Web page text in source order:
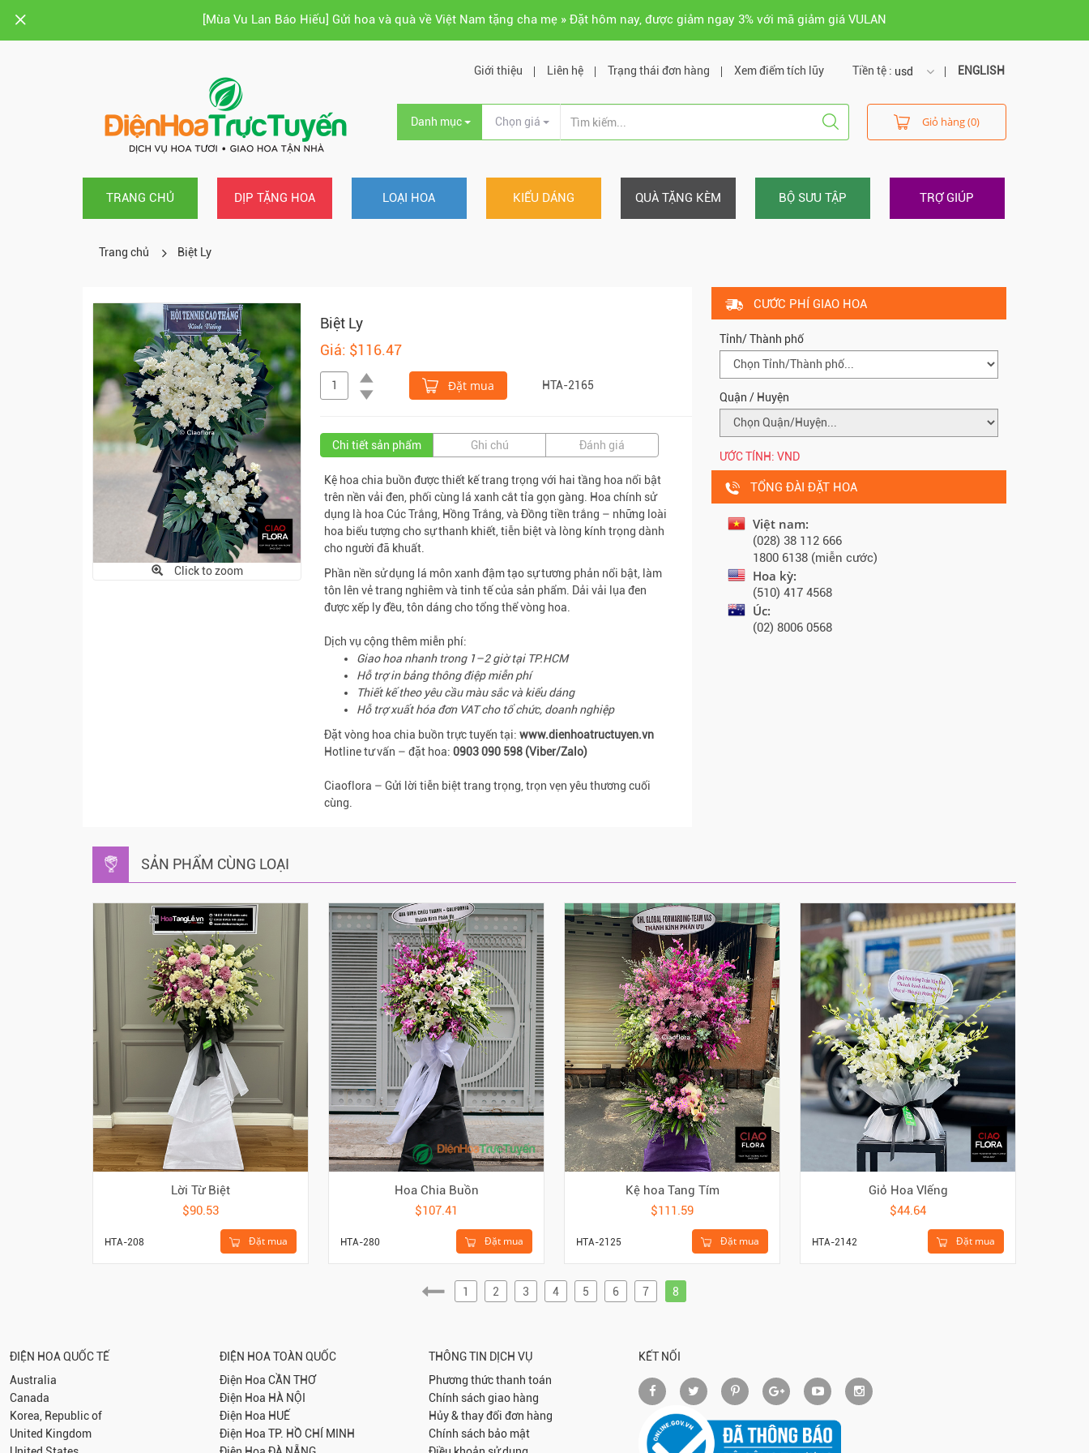
[Mùa Vu Lan Báo Hiếu] Gửi hoa và quà về Việt Nam tặng cha mẹ » Đặt hôm nay, được giảm ngay 3% với mã giảm giá VULAN
Tiền tệ : usd
usd
vnd
ENGLISH
Giới thiệu Liên hệ Trạng thái đơn hàng Xem điểm tích lũy
Danh mục Chọn giá Giỏ hàng (0)
TRANG CHỦ DỊP TẶNG HOA LOẠI HOA KIỂU DÁNG QUÀ TẶNG KÈM BỘ SƯU TẬP TRỢ GIÚP
Trang chủ Biệt Ly
Click to zoom
Biệt Ly
Giá: $116.47
Đặt mua HTA-2165
Chi tiết sản phẩm Ghi chú Đánh giá
Kệ hoa chia buồn được thiết kế trang trọng với hai tầng hoa nổi bật
trên nền vải đen, phối cùng lá xanh cắt tỉa gọn gàng. Hoa chính sử
dụng là hoa Cúc Trắng, Hồng Trắng, và Đồng tiền trắng – những loài
hoa biểu tượng cho sự thanh khiết, tiễn biệt và lòng kính trọng dành
cho người đã khuất.
Phần nền sử dụng lá môn xanh đậm tạo sự tương phản nổi bật, làm
tôn lên vẻ trang nghiêm và tinh tế của sản phẩm. Dải vải lụa đen
được xếp ly đều, tôn dáng cho tổng thể vòng hoa.
Dịch vụ cộng thêm miễn phí:
Giao hoa nhanh trong 1–2 giờ tại TP.HCM
Hỗ trợ in bảng thông điệp miễn phí
Thiết kế theo yêu cầu màu sắc và kiểu dáng
Hỗ trợ xuất hóa đơn VAT cho tổ chức, doanh nghiệp
Đặt vòng hoa chia buồn trực tuyến tại: www.dienhoatructuyen.vn
Hotline tư vấn – đặt hoa: 0903 090 598 (Viber/Zalo)
Ciaoflora – Gửi lời tiễn biệt trang trọng, trọn vẹn yêu thương cuối
cùng.
CƯỚC PHÍ GIAO HOA
Tỉnh/ Thành phố
Quận / Huyện
ƯỚC TÍNH: VND
TỔNG ĐÀI ĐẶT HOA
Việt nam:
(028) 38 112 666
1800 6138 (miễn cước)
Hoa kỳ:
(510) 417 4568
Úc:
(02) 8006 0568
SẢN PHẨM CÙNG LOẠI
Lời Từ Biệt
$90.53
Đặt mua
HTA-208
Hoa Chia Buồn
$107.41
Đặt mua
HTA-280
Kệ hoa Tang Tím
$111.59
Đặt mua
HTA-2125
Giỏ Hoa VIếng
$44.64
Đặt mua
HTA-2142
1 2 3 4 5 6 7 8
ĐIỆN HOA QUỐC TẾ
Australia
Canada
Korea, Republic of
United Kingdom
ĐIỆN HOA TOÀN QUỐC
Điện Hoa CẦN THƠ
Điện Hoa HÀ NỘI
Điện Hoa HUẾ
Điện Hoa TP. HỒ CHÍ MINH
THÔNG TIN DỊCH VỤ
Phương thức thanh toán
Chính sách giao hàng
Hủy & thay đổi đơn hàng
Chính sách bảo mật
KẾT NỐI